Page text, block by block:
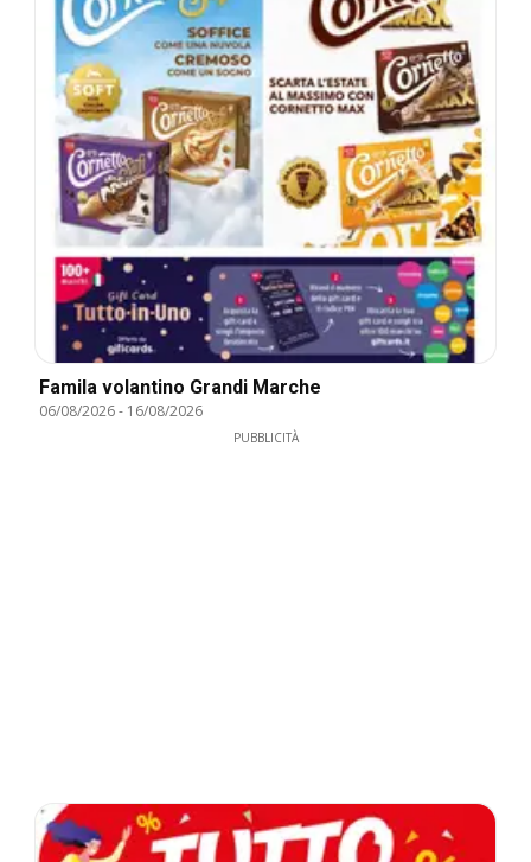
Famila volantino Grandi Marche
06/08/2026- 16/08/2026
PUBBLICITÀ